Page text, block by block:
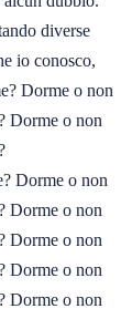
diverse
io conosco,
Dorme o non
Dorme o non
Dorme o non
Dorme o non
Dorme o non
Dorme o non
Dorme o non